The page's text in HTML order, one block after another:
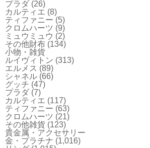
プラダ (26)
カルティエ (8)
ティファニー (5)
クロムハーツ (9)
ミュウミュウ (2)
その他財布 (134)
小物・雑貨
ルイヴィトン (313)
エルメス (89)
シャネル (66)
グッチ (47)
プラダ (7)
カルティエ (117)
ティファニー (63)
クロムハーツ (21)
その他雑貨 (123)
貴金属・アクセサリー
金・プラチナ (1,016)